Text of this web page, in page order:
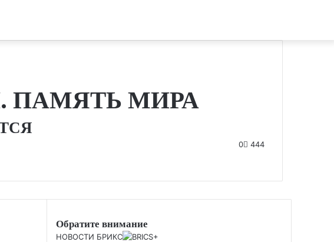
ПАМЯТЬ МИРА
0 444
Обратите внимание
Close
НОВОСТИ БРИКС